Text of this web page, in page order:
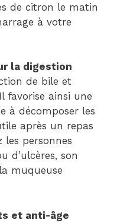
de citron le matin
à votre
la digestion
de bile et
favorise ainsi une
à décomposer les
après un repas
les personnes
d’ulcères, son
muqueuse
et anti-âge